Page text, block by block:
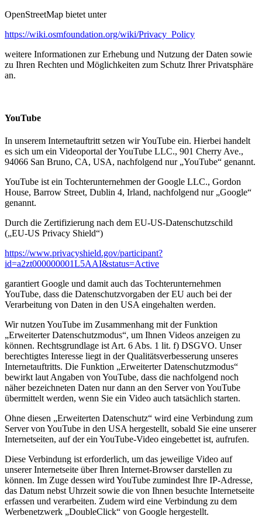
OpenStreetMap bietet unter
https://wiki.osmfoundation.org/wiki/Privacy_Policy
weitere Informationen zur Erhebung und Nutzung der Daten sowie
zu Ihren Rechten und Möglichkeiten zum Schutz Ihrer Privatsphäre
an.
YouTube
In unserem Internetauftritt setzen wir YouTube ein. Hierbei handelt
es sich um ein Videoportal der YouTube LLC., 901 Cherry Ave.,
94066 San Bruno, CA, USA, nachfolgend nur „YouTube“ genannt.
YouTube ist ein Tochterunternehmen der Google LLC., Gordon
House, Barrow Street, Dublin 4, Irland, nachfolgend nur „Google“
genannt.
Durch die Zertifizierung nach dem EU-US-Datenschutzschild
(„EU-US Privacy Shield“)
https://www.privacyshield.gov/participant?
id=a2zt000000001L5AAI&status=Active
garantiert Google und damit auch das Tochterunternehmen
YouTube, dass die Datenschutzvorgaben der EU auch bei der
Verarbeitung von Daten in den USA eingehalten werden.
Wir nutzen YouTube im Zusammenhang mit der Funktion
„Erweiterter Datenschutzmodus“, um Ihnen Videos anzeigen zu
können. Rechtsgrundlage ist Art. 6 Abs. 1 lit. f) DSGVO. Unser
berechtigtes Interesse liegt in der Qualitätsverbesserung unseres
Internetauftritts. Die Funktion „Erweiterter Datenschutzmodus“
bewirkt laut Angaben von YouTube, dass die nachfolgend noch
näher bezeichneten Daten nur dann an den Server von YouTube
übermittelt werden, wenn Sie ein Video auch tatsächlich starten.
Ohne diesen „Erweiterten Datenschutz“ wird eine Verbindung zum
Server von YouTube in den USA hergestellt, sobald Sie eine unserer
Internetseiten, auf der ein YouTube-Video eingebettet ist, aufrufen.
Diese Verbindung ist erforderlich, um das jeweilige Video auf
unserer Internetseite über Ihren Internet-Browser darstellen zu
können. Im Zuge dessen wird YouTube zumindest Ihre IP-Adresse,
das Datum nebst Uhrzeit sowie die von Ihnen besuchte Internetseite
erfassen und verarbeiten. Zudem wird eine Verbindung zu dem
Werbenetzwerk „DoubleClick“ von Google hergestellt.